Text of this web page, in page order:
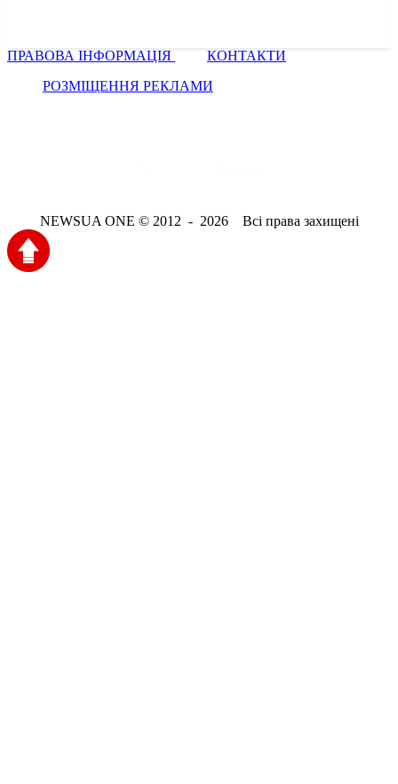
ПРАВОВА ІНФОРМАЦІЯ
КОНТАКТИ
РОЗМІЩЕННЯ РЕКЛАМИ
NEWSUA ONE © 2012 - 2026 Всі права захищені